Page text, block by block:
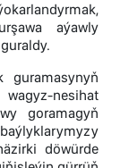
aýawly
guramasynyň
nesihat
goramagyň
döwürde